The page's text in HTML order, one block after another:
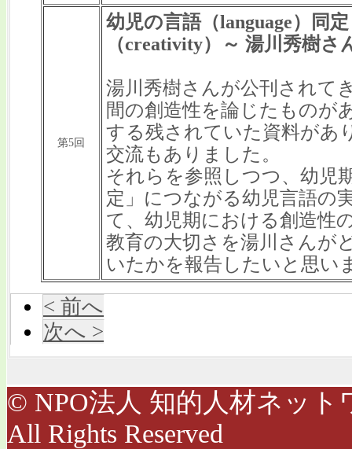
第5回
幼児の言語（language）同
（creativity）～ 湯川秀樹
湯川秀樹さんが公刊されて
間の創造性を論じたものが
する残されていた資料があ
交流もありました。
それらを参照しつつ、幼児
定」につながる幼児言語の
て、幼児期における創造性
教育の大切さを湯川さんが
いたかを報告したいと思い
< 前へ
次へ >
© NPO法人 知的人材ネット
All Rights Reserved